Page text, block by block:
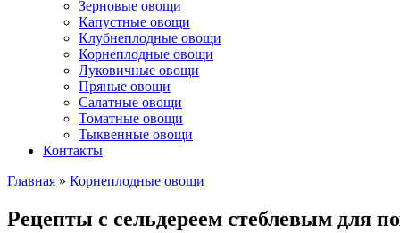
Зерновые овощи
Капустные овощи
Клубнеплодные овощи
Корнеплодные овощи
Луковичные овощи
Пряные овощи
Салатные овощи
Томатные овощи
Тыквенные овощи
Контакты
Главная » Корнеплодные овощи
Рецепты с сельдереем стеблевым для